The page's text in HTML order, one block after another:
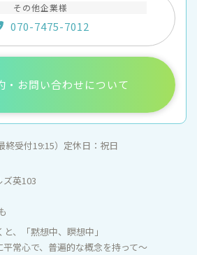
その他企業様
070-7475-7012
・お問い合わせについて
受付19:15） 定休日： 祝日
ズ英103
、「黙想中、瞑想中」
常心で、普遍的な概念を持って～